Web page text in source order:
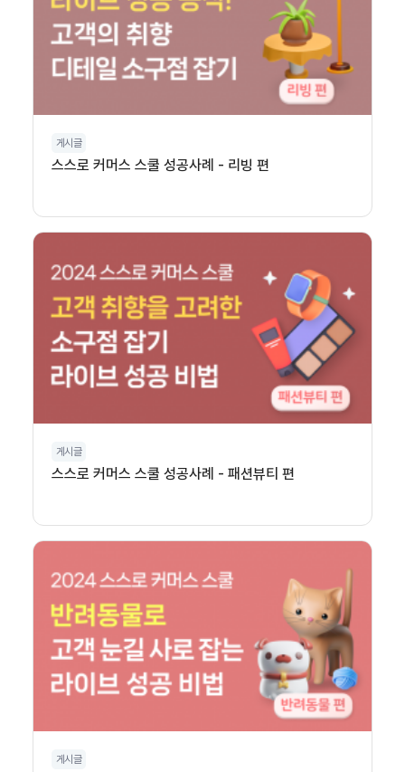
게시글
스스로 커머스 스쿨 성공사례 - 리빙 편
게시글
스스로 커머스 스쿨 성공사례 - 패션뷰티 편
게시글